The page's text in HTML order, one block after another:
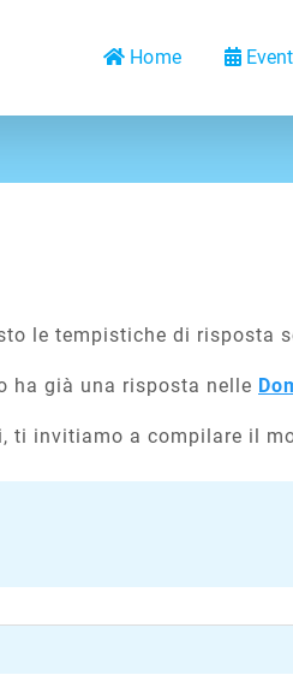
Home
le tempistiche di risposta
ha già una risposta nelle
ti invitiamo a compilare il